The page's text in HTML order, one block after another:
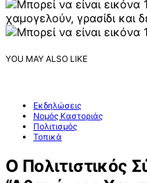
YOU MAY ALSO LIKE
Εκδηλώσεις
Νομός Καστοριάς
Πολιτισμός
Τοπικά
Ο Πολιτιστικός